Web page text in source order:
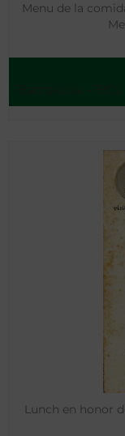
Menu de la
Lunch en honor